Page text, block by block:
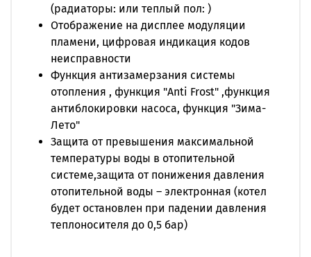
(радиаторы: или теплый пол: )
Отображение на дисплее модуляции
пламени, цифровая индикация кодов
неисправности
Функция антизамерзания системы
отопления , функция "Anti Frost" ,функция
антиблокировки насоса, функция "Зима-
Лето"
Защита от превышения максимальной
температуры воды в отопительной
системе,защита от понижения давления
отопительной воды – электронная (котел
будет остановлен при падении давления
теплоносителя до 0,5 бар)